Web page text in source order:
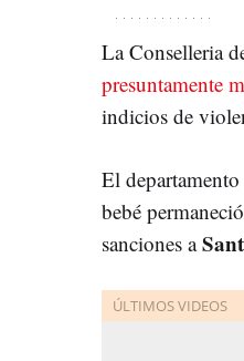
La Conselleria
presuntamente
indicios de
El
bebé
sanciones a